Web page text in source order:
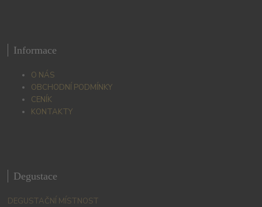
Informace
O NÁS
OBCHODNÍ PODMÍNKY
CENÍK
KONTAKTY
Degustace
DEGUSTAČNÍ MÍSTNOST